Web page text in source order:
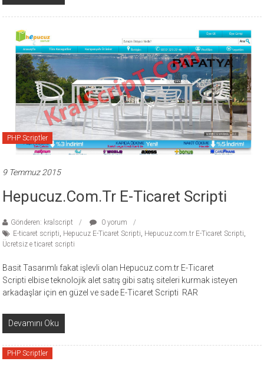
PHP Scriptler
9 Temmuz 2015
Hepucuz.com.tr E-Ticaret Scripti
Gönderen: kralscript
0 yorum
E-ticaret scripti Hepucuz E-Ticaret Scripti Hepucuz.com.tr E-Ticaret Scripti
Ücretsiz e ticaret scripti
Basit Tasarımlı fakat işlevli olan Hepucuz.com.tr E-Ticaret
Scripti elbise teknolojik alet satış gibi satış siteleri kurmak isteyen
arkadaşlar için en güzel ve sade E-Ticaret Scripti RAR
Devamını Oku
PHP Scriptler